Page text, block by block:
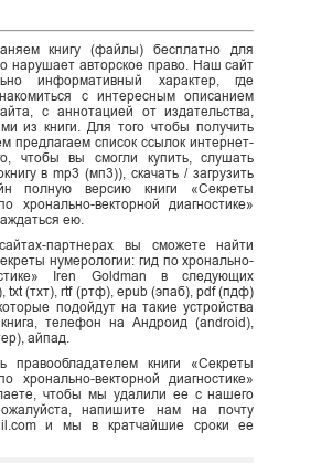
книгу (файлы) бесплатно для
нарушает авторское право. Наш сайт
информативный характер, где
с интересным описанием
с аннотацией от издательства,
из книги. Для того чтобы получить
предлагаем список ссылок интернет-
чтобы вы смогли купить, слушать
в mp3 (мп3)), скачать / загрузить
полную версию книги «Секреты
хронально-векторной диагностике»
ею.
партнерах вы сможете найти
нумерологии: гид по хронально-
Iren Goldman в следующих
(тхт), rtf (ртф), epub (эпаб), pdf (пдф)
подойдут на такие устройства
телефон на Андроид (android),
айпад.
правообладателем книги «Секреты
хронально-векторной диагностике»
чтобы мы удалили ее с нашего
напишите нам на почту
и мы в кратчайшие сроки ее